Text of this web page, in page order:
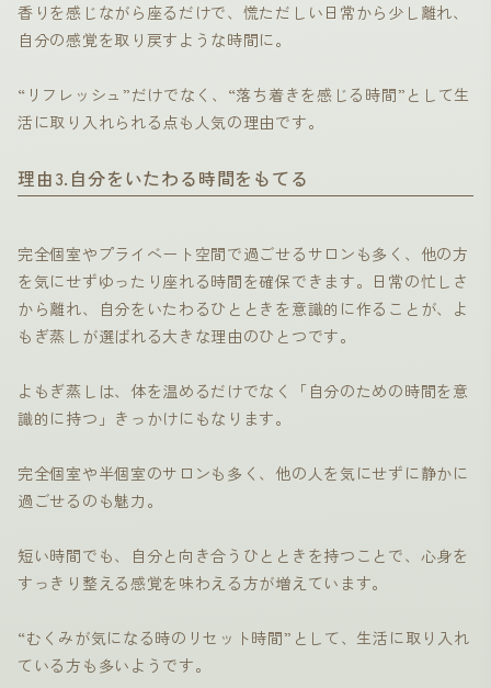
香りを感じながら座るだけで、慌ただしい日常から少し離れ、
自分の感覚を取り戻すような時間に。
“リフレッシュ”だけでなく、“落ち着きを感じる時間”として生
活に取り入れられる点も人気の理由です。
理由3.自分をいたわる時間をもてる
完全個室やプライベート空間で過ごせるサロンも多く、他の方
を気にせずゆったり座れる時間を確保できます。日常の忙しさ
から離れ、自分をいたわるひとときを意識的に作ることが、よ
もぎ蒸しが選ばれる大きな理由のひとつです。
よもぎ蒸しは、体を温めるだけでなく「自分のための時間を意
識的に持つ」きっかけにもなります。
完全個室や半個室のサロンも多く、他の人を気にせずに静かに
過ごせるのも魅力。
短い時間でも、自分と向き合うひとときを持つことで、心身を
すっきり整える感覚を味わえる方が増えています。
“むくみが気になる時のリセット時間”として、生活に取り入れ
ている方も多いようです。